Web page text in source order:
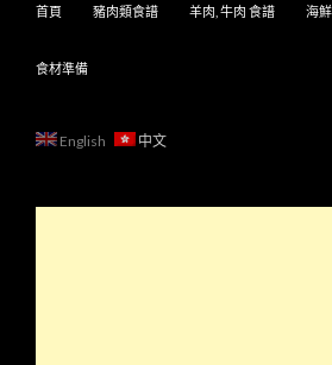
首頁
豬肉類食譜 羊肉, 牛肉 食譜 海
食材準備
English 中文